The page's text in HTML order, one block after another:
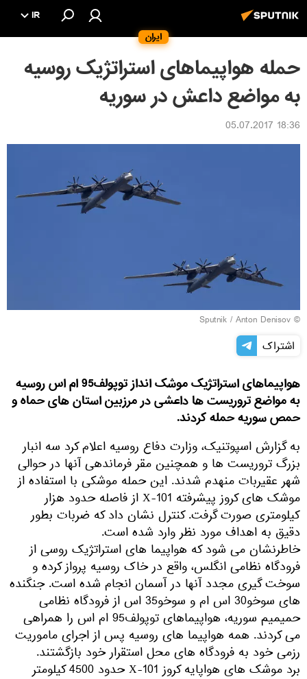
ایران
IR
حمله هواپیماهای استراتژیک روسیه
به مواضع داعش در سوریه
18:36 05.07.2017
© Sputnik / Anton Denisov
اشتراک
هواپیماهای استراتژیک موشک انداز توپولف95 ام اس روسیه
به مواضع تروریست ها داعشی در مرزبین استان های حماه و
حمص سوریه حمله کردند.
به گزارش اسپوتنیک، وزارت دفاع روسیه اعلام کرد سه انبار
بزرگ تروریست ها و همچنین مقر فرماندهی آنها در حوالی
شهر عقیربات منهدم شدند. این حمله موشکی با استفاده از
موشک های کروز پیشرفته Х-101 از فاصله حدود هزار
کیلومتری صورت گرفت. کنترل نشان داد که ضربات بطور
دقیق به اهداف مورد نظر وارد شده است.
خاطرنشان می شود که هواپیما های استراتژیک روسی از
فرودگاه نظامی انگلس، واقع در خاک روسیه پرواز کرده و
سوخت گیری مجدد آنها در آسمان انجام شده است. جنگنده
های سوخو30 اس ام و سوخو35 اس از فرودگاه نظامی
حمیمیم سوریه، هواپیماهای توپولف95 ام اس را همراهی
می کردند. همه هواپیما های روسیه پس از اجرای ماموریت
رزمی خود به فرودگاه های محل استقرار خود بازگشتند.
برد موشک های هواپایه کروز Х-101 حدود 4500 کیلومتر